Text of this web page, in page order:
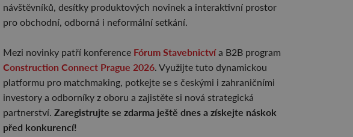
návštěvníků, desítky produktových novinek a interaktivní prostor
pro obchodní, odborná i neformální setkání.
Mezi novinky patří konference Fórum Stavebnictvía B2B program
Construction Connect Prague 2026. Využijte tuto dynamickou
platformu pro matchmaking, potkejte se s českými i zahraničními
investory a odborníky z oboru a zajistěte si nová strategická
partnerství.Zaregistrujte se zdarma ještě dnes a získejte náskok
před konkurencí!